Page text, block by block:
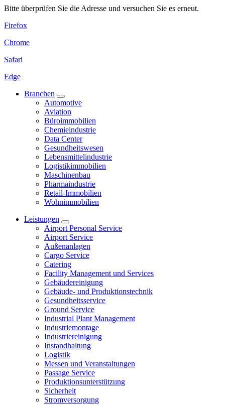
Bitte überprüfen Sie die Adresse und versuchen Sie es erneut.
Firefox
Chrome
Safari
Edge
Branchen
Automotive
Aviation
Büroimmobilien
Chemieindustrie
Data Center
Gesundheitswesen
Lebensmittelindustrie
Logistikimmobilien
Maschinenbau
Pharmaindustrie
Retail-Immobilien
Wohnimmobilien
Leistungen
Airport Personal Service
Airport Service
Außenanlagen
Cargo Service
Catering
Facility Management und Services
Gebäudereinigung
Gebäude- und Produktionstechnik
Gesundheitsservice
Ground Service
Industrial Plant Management
Industriemontage
Industriereinigung
Instandhaltung
Logistik
Messen und Veranstaltungen
Passage Service
Produktionsunterstützung
Sicherheit
Stromversorgung